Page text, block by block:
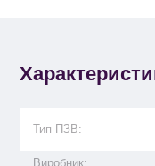
Тип ПЗВ:
Виробник: